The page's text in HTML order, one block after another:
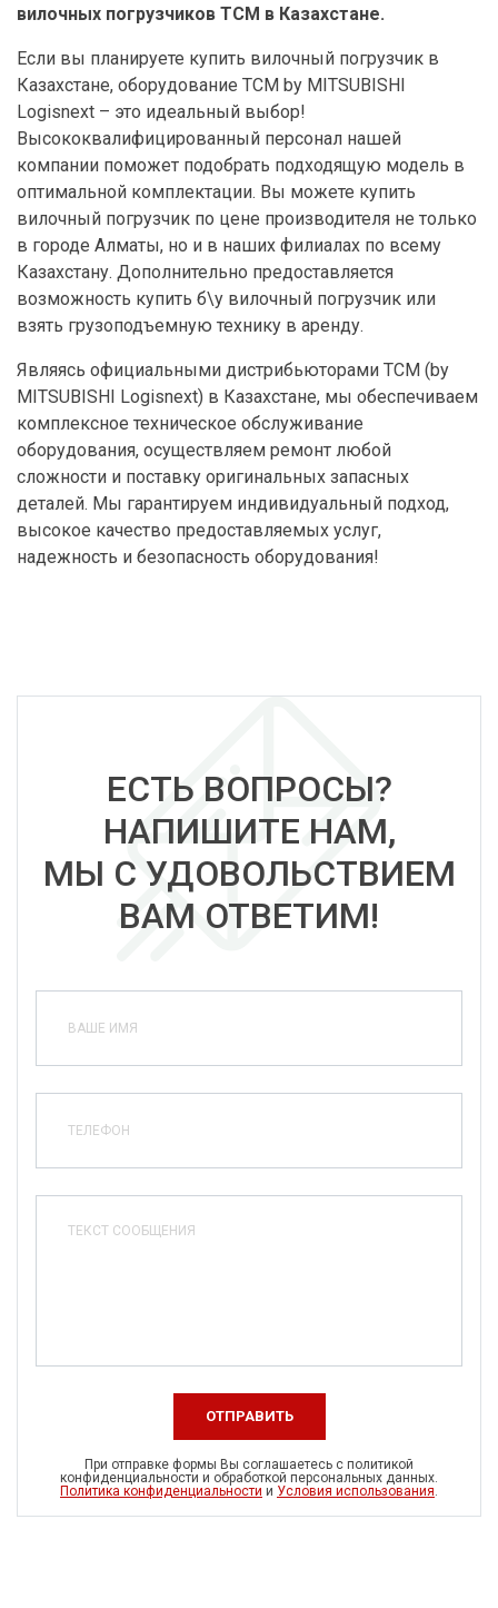
вилочных погрузчиков ТСМ в Казахстане.
Если вы планируете купить вилочный погрузчик в
Казахстане, оборудование ТСМ by MITSUBISHI
Logisnext – это идеальный выбор!
Высококвалифицированный персонал нашей
компании поможет подобрать подходящую модель в
оптимальной комплектации. Вы можете купить
вилочный погрузчик по цене производителя не только
в городе Алматы, но и в наших филиалах по всему
Казахстану. Дополнительно предоставляется
возможность купить б\у вилочный погрузчик или
взять грузоподъемную технику в аренду.
Являясь официальными дистрибьюторами TCM (by
MITSUBISHI Logisnext) в Казахстане, мы обеспечиваем
комплексное техническое обслуживание
оборудования, осуществляем ремонт любой
сложности и поставку оригинальных запасных
деталей. Мы гарантируем индивидуальный подход,
высокое качество предоставляемых услуг,
надежность и безопасность оборудования!
ЕСТЬ ВОПРОСЫ?
НАПИШИТЕ НАМ,
МЫ С УДОВОЛЬСТВИЕМ
ВАМ ОТВЕТИМ!
ОТПРАВИТЬ
При отправке формы Вы соглашаетесь с политикой
конфиденциальности и обработкой персональных данных.
Политика конфиденциальности и Условия использования.